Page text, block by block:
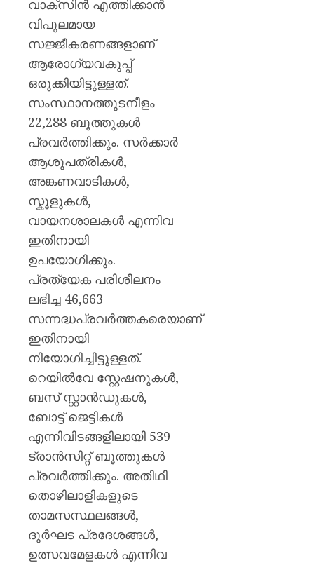
വാക്സിൻ എത്തിക്കാൻ
വിപുലമായ
സജ്ജീകരണങ്ങളാണ്
ആരോഗ്യവകുപ്പ്
ഒരുക്കിയിട്ടുള്ളത്.
സംസ്ഥാനത്തുടനീളം
22,288 ബൂത്തുകൾ
പ്രവർത്തിക്കും. സർക്കാർ
ആശുപത്രികൾ,
അങ്കണവാടികൾ,
സ്കൂളുകൾ,
വായനശാലകൾ എന്നിവ
ഇതിനായി
ഉപയോഗിക്കും.
പ്രത്യേക പരിശീലനം
ലഭിച്ച 46,663
സന്നദ്ധപ്രവർത്തകരെയാണ്
ഇതിനായി
നിയോഗിച്ചിട്ടുള്ളത്.
റെയിൽവേ സ്റ്റേഷനുകൾ,
ബസ് സ്റ്റാൻഡുകൾ,
ബോട്ട് ജെട്ടികൾ
എന്നിവിടങ്ങളിലായി 539
ട്രാൻസിറ്റ് ബൂത്തുകൾ
പ്രവർത്തിക്കും. അതിഥി
തൊഴിലാളികളുടെ
താമസസ്ഥലങ്ങൾ,
ദുർഘട പ്രദേശങ്ങൾ,
ഉത്സവമേളകൾ എന്നിവ